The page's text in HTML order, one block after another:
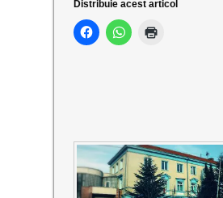
Distribuie acest articol